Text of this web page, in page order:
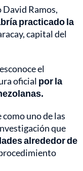
David Ramos,
practicado la
capital del
el
oficial por la
uno de las
que
alrededor de